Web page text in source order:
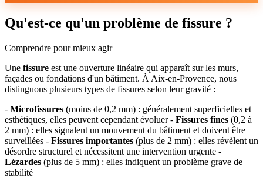
Qu'est-ce qu'un problème de fissure ?
Comprendre pour mieux agir
Une fissure est une ouverture linéaire qui apparaît sur les murs,
façades ou fondations d'un bâtiment. À Aix-en-Provence, nous
distinguons plusieurs types de fissures selon leur gravité :
- Microfissures (moins de 0,2 mm) : généralement superficielles et
esthétiques, elles peuvent cependant évoluer - Fissures fines (0,2 à
2 mm) : elles signalent un mouvement du bâtiment et doivent être
surveillées - Fissures importantes (plus de 2 mm) : elles révèlent un
désordre structurel et nécessitent une intervention urgente -
Lézardes (plus de 5 mm) : elles indiquent un problème grave de
stabilité